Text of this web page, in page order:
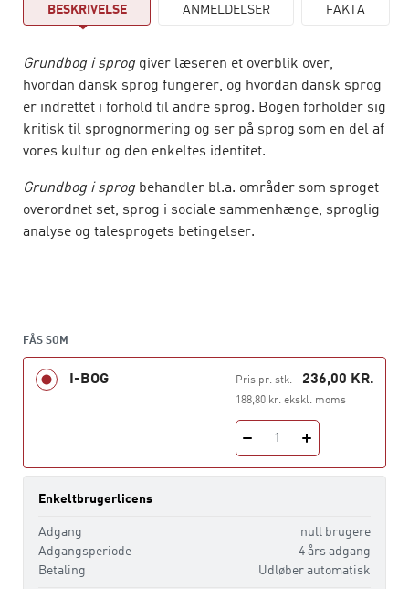
BESKRIVELSE ANMELDELSER FAKTA
Grundbog i sprog giver læseren et overblik over,
hvordan dansk sprog fungerer, og hvordan dansk sprog
er indrettet i forhold til andre sprog. Bogen forholder sig
kritisk til sprognormering og ser på sprog som en del af
vores kultur og den en­keltes identitet.
Grundbog i sprog behandler bl.a. områder som sproget
overordnet set, sprog i sociale sammenhænge, sproglig
analyse og talesprogets betingelser.
FÅS SOM
I-BOG Pris pr. stk.- 236,00 KR.
188,80 kr. ekskl. moms
1
Enkeltbrugerlicens
Adgang
null brugere
Adgangsperiode
4 års adgang
Betaling
Udløber automatisk